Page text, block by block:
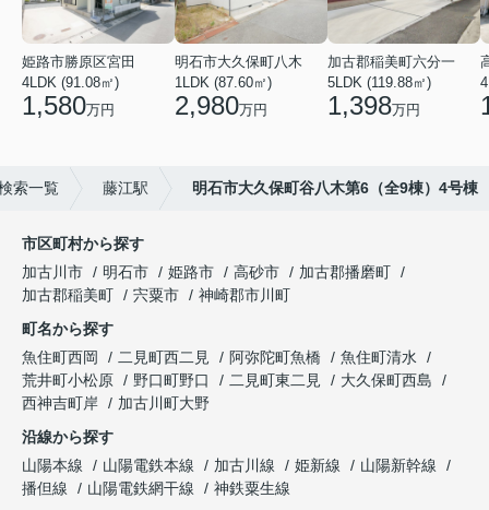
姫路市勝原区宮田
4LDK (91.08㎡)
1,580万円
明石市大久保町八木
1LDK (87.60㎡)
2,980万円
加古郡稲美町六分一
5LDK (119.88㎡)
1,398万円
索一覧 藤江駅 明石市大久保町谷八木第6（全9棟）4号棟
市区町村から探す
加古川市
明石市 姫路市 高砂市
加古郡播磨町
加古郡稲美町
宍粟市
神崎郡市川町
町名から探す
魚住町西岡
二見町西二見 阿弥陀町魚橋
魚住町清水
荒井町小松原
野口町野口 二見町東二見
大久保町西島
西神吉町岸
加古川町大野
沿線から探す
山陽本線
山陽電鉄本線 加古川線 姫新線
山陽新幹線
播但線
山陽電鉄網干線
神鉄粟生線